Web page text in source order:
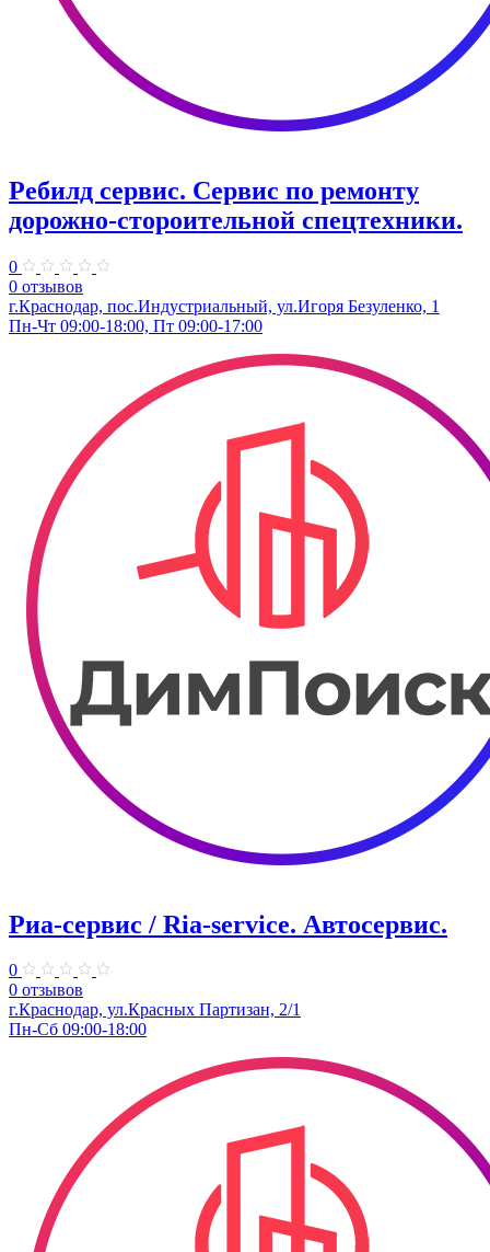
Ребилд сервис. Сервис по ремонту
дорожно-стороительной спецтехники.
0
0 отзывов
г.Краснодар, пос.Индустриальный, ул.Игоря Безуленко, 1
Пн-Чт 09:00-18:00, Пт 09:00-17:00
Риа-сервис / Ria-service. ​Автосервис.
0
0 отзывов
г.Краснодар, ул.Красных Партизан, 2/1
Пн-Сб 09:00-18:00